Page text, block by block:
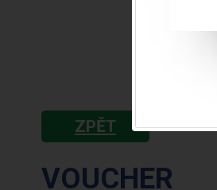
ZPĚT
VOUCHER